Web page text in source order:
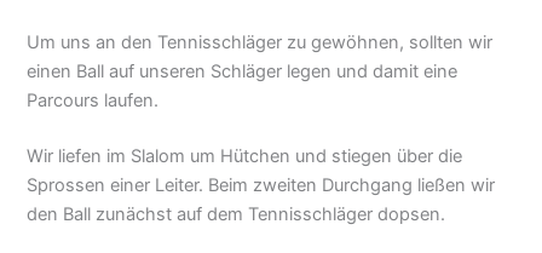
Um uns an den Tennisschläger zu gewöhnen, sollten wir
einen Ball auf unseren Schläger legen und damit eine
Parcours laufen.
Wir liefen im Slalom um Hütchen und stiegen über die
Sprossen einer Leiter. Beim zweiten Durchgang ließen wir
den Ball zunächst auf dem Tennisschläger dopsen.